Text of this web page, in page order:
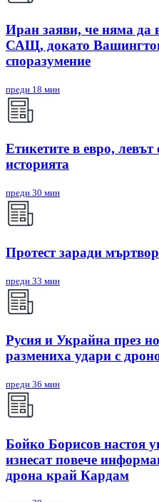
Иран заяви, че няма да
САЩ, докато
споразумение
преди 18 мин
Етикетите в евро,
историята
преди 30 мин
Протест заради
преди 33 мин
Русия и Украйна през
размениха удари с
преди 36 мин
Бойко Борисов настоя
изнесат повече
дрона край Кардам